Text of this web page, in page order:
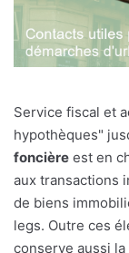
Service fiscal et
hypothèques"
foncière est en
aux transactions
de biens
legs. Outre ces
conserve aussi